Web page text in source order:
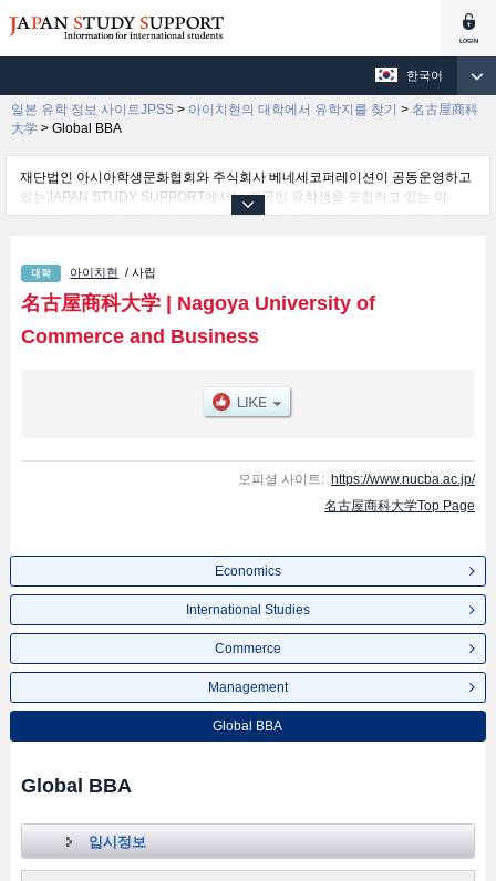
한국어
일본 유학 정보 사이트JPSS > 아이치현의 대학에서 유학지를 찾기 > 名古屋商科
大学 > Global BBA
재단법인 아시아학생문화협회와 주식회사 베네세코퍼레이션이 공동운영하고
있는JAPAN STUDY SUPPORT에서는 외국인 유학생을 모집하고 있는 약
1,300여 개의 대학・대학원・단기대학・전문학교의 정보를 게재하고 있습니
부및International Studies 학부및Commerce 학부및Management 학부및
Global BBA 학부 등의 학부별 정보, 모집정원과 합격자수 등의 입시정보, 시설
안내, 교통정보 등 외국인 유학생에게 유익하고 필요한 정보를 게재하고 있으
므로 많이 이용해 주시기 바랍니다.
아이치현 / 사립
名古屋商科大学| Nagoya University of
Commerce and Business
오피셜 사이트: https://www.nucba.ac.jp/
名古屋商科大学Top Page
Economics
International Studies
Commerce
Management
Global BBA
Global BBA
입시정보